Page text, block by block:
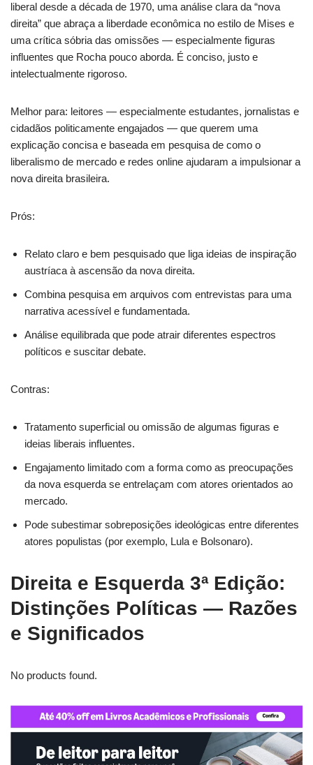
liberal desde a década de 1970, uma análise clara da “nova
direita” que abraça a liberdade econômica no estilo de Mises e
uma crítica sóbria das omissões — especialmente figuras
influentes que Rocha pouco aborda. É conciso, justo e
intelectualmente rigoroso.
Melhor para: leitores — especialmente estudantes, jornalistas e
cidadãos politicamente engajados — que querem uma
explicação concisa e baseada em pesquisa de como o
liberalismo de mercado e redes online ajudaram a impulsionar a
nova direita brasileira.
Prós:
Relato claro e bem pesquisado que liga ideias de inspiração
austríaca à ascensão da nova direita.
Combina pesquisa em arquivos com entrevistas para uma
narrativa acessível e fundamentada.
Análise equilibrada que pode atrair diferentes espectros
políticos e suscitar debate.
Contras:
Tratamento superficial ou omissão de algumas figuras e
ideias liberais influentes.
Engajamento limitado com a forma como as preocupações
da nova esquerda se entrelaçam com atores orientados ao
mercado.
Pode subestimar sobreposições ideológicas entre diferentes
atores populistas (por exemplo, Lula e Bolsonaro).
Direita e Esquerda 3ª Edição:
Distinções Políticas — Razões
e Significados
No products found.